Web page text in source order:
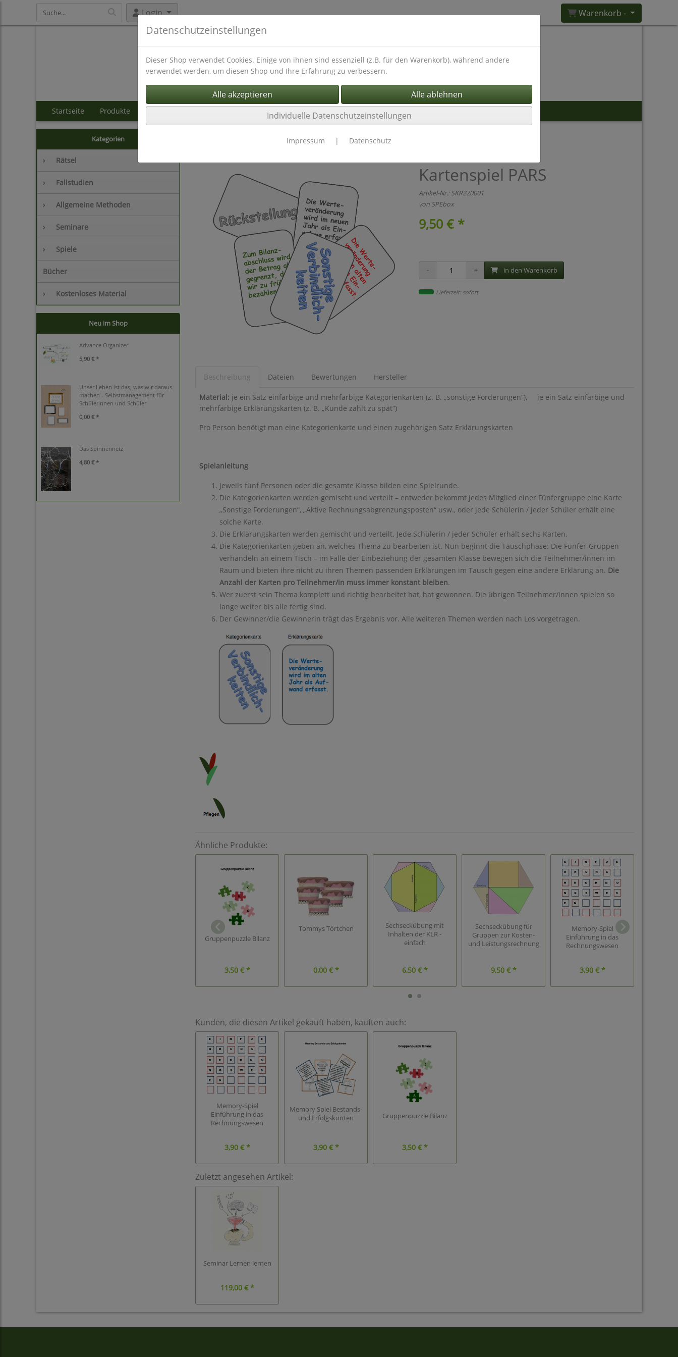
Login Warenkorb -
Startseite Produkte Kostenloses Material Über mich FAQ
Kategorien
› Rätsel
› Fallstudien
› Allgemeine Methoden
› Seminare
› Spiele
Bücher
› Kostenloses Material
Neu im Shop
Advance Organizer
5,90 € *
Unser Leben ist das, was wir daraus
machen - Selbstmanagement für
Schülerinnen und Schüler
0,00 € *
Das Spinnennetz
4,80 € *
Kartenspiel PARS
Artikel-Nr.:SKR220001
von SPEbox
9,50 € *
in den Warenkorb
Lieferzeit: sofort
Beschreibung Dateien Bewertungen Hersteller
Material: je ein Satz einfarbige und mehrfarbige Kategorienkarten (z. B. „sonstige Forderungen“), je ein Satz einfarbige und
mehrfarbige Erklärungskarten (z. B. „Kunde zahlt zu spät“)
Pro Person benötigt man eine Kategorienkarte und einen zugehörigen Satz Erklärungskarten
Spielanleitung
Jeweils fünf Personen oder die gesamte Klasse bilden eine Spielrunde.
Die Kategorienkarten werden gemischt und verteilt – entweder bekommt jedes Mitglied einer Fünfergruppe eine Karte
„Sonstige Forderungen“, „Aktive Rechnungsabgrenzungsposten“ usw., oder jede Schülerin / jeder Schüler erhält eine
solche Karte.
Die Erklärungskarten werden gemischt und verteilt. Jede Schülerin / jeder Schüler erhält sechs Karten.
Die Kategorienkarten geben an, welches Thema zu bearbeiten ist. Nun beginnt die Tauschphase: Die Fünfer-Gruppen
verhandeln an einem Tisch – im Falle der Einbeziehung der gesamten Klasse bewegen sich die Teilnehmer/innen im
Raum und bieten ihre nicht zu ihren Themen passenden Erklärungen im Tausch gegen eine andere Erklärung an. Die
Anzahl der Karten pro Teilnehmer/in muss immer konstant bleiben.
Wer zuerst sein Thema komplett und richtig bearbeitet hat, hat gewonnen. Die übrigen Teilnehmer/innen spielen so
lange weiter bis alle fertig sind.
Der Gewinner/die Gewinnerin trägt das Ergebnis vor. Alle weiteren Themen werden nach Los vorgetragen.
Ähnliche Produkte:
Gruppenpuzzle Bilanz
3,50 € *
Tommys Törtchen
0,00 € *
Sechseckübung mit
Inhalten der KLR -
einfach
6,50 € *
Sechseckübung für
Gruppen zur Kosten-
und Leistungsrechnung
9,50 € *
Memory-Spiel
Einführung in das
Rechnungswesen
3,90 € *
Kunden, die diesen Artikel gekauft haben, kauften auch:
Memory-Spiel
Einführung in das
Rechnungswesen
3,90 € *
Memory Spiel Bestands-
und Erfolgskonten
3,90 € *
Gruppenpuzzle Bilanz
3,50 € *
Zuletzt angesehen Artikel:
Seminar Lernen lernen
119,00 € *
Datenschutzeinstellungen
Dieser Shop verwendet Cookies. Einige von ihnen sind essenziell (z.B. für den Warenkorb), während andere
verwendet werden, um diesen Shop und Ihre Erfahrung zu verbessern.
Individuelle Datenschutzeinstellungen
Impressum | Datenschutz